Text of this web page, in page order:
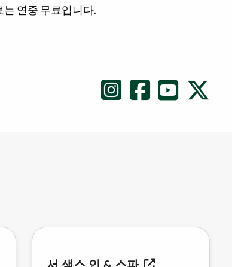
는 연중 무료입니다.